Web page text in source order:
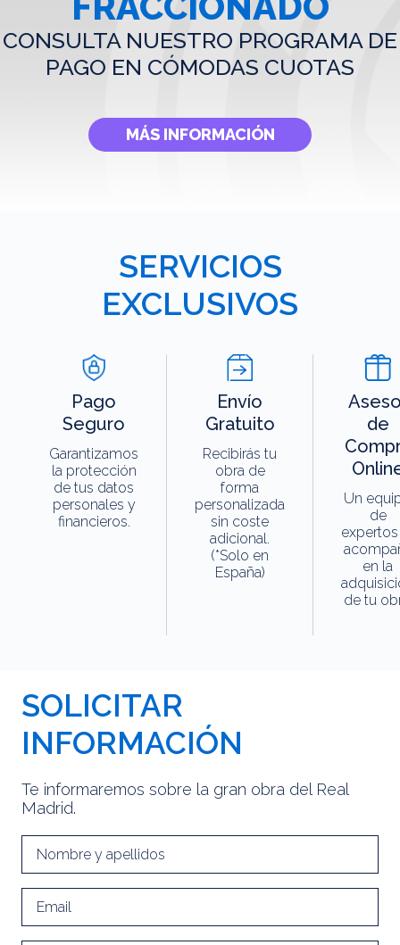
CONSULTA NUESTRO PROGRAMA DE
PAGO EN CÓMODAS CUOTAS
MÁS INFORMACIÓN
SERVICIOS
EXCLUSIVOS
Pago
Seguro
Garantizamos
la protección
de tus datos
personales y
financieros.
Envío
Gratuito
Recibirás tu
obra de
forma
personalizada
sin coste
adicional.
(*Solo en
España)
de
Un
de
en la
de tu
SOLICITAR
INFORMACIÓN
Te informaremos sobre la gran obra del Real
Madrid.